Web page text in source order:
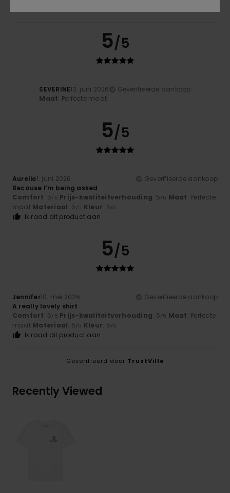
5/5
SEVERINE13. juni 2026
Geverifieerde aankoop
Maat: Perfecte maat
5/5
Aurelie1. juni 2026
Geverifieerde aankoop
Because I’m being asked
Comfort: 5/5 Prijs-kwaliteitverhouding: 5/5 Maat: Perfecte
maat Materiaal: 5/5 Kleur: 5/5
Ik raad dit product aan
5/5
Jennifer10. mei 2026
Geverifieerde aankoop
A really lovely shirt
Comfort: 5/5 Prijs-kwaliteitverhouding: 5/5 Maat: Perfecte
maat Materiaal: 5/5 Kleur: 5/5
Ik raad dit product aan
Geverifieerd door TrustVille
Recently Viewed